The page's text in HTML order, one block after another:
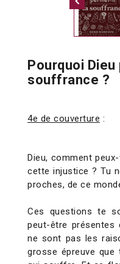
Pourquoi
souffrance ?
4e de couverture :
Dieu, comment
cette injustice ? Tu
proches, de ce
Ces questions te
peut-être
ne sont pas les
grosse épreuve que